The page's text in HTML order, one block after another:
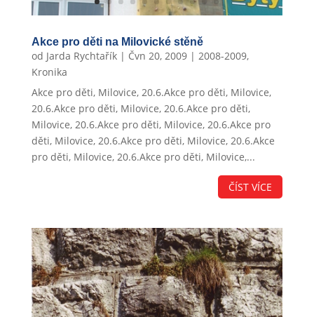
Akce pro děti na Milovické stěně
od Jarda Rychtařík| Čvn 20, 2009| 2008-2009,
Kronika
Akce pro děti, Milovice, 20.6.Akce pro děti, Milovice,
20.6.Akce pro děti, Milovice, 20.6.Akce pro děti,
Milovice, 20.6.Akce pro děti, Milovice, 20.6.Akce pro
děti, Milovice, 20.6.Akce pro děti, Milovice, 20.6.Akce
pro děti, Milovice, 20.6.Akce pro děti, Milovice,...
ČÍST VÍCE